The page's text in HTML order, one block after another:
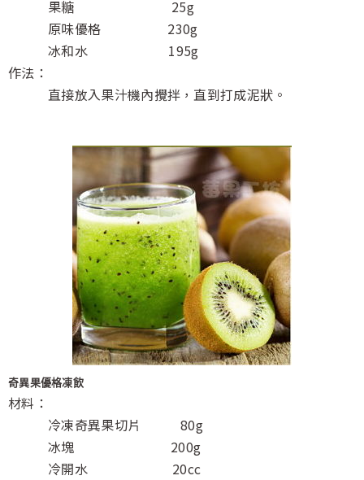
果糖 25g
原味優格 230g
冰和水 195g
作法：
直接放入果汁機內攪拌，直到打成泥狀。
奇異果優格凍飲
材料：
冷凍奇異果切片 80g
冰塊 200g
冷開水 20cc